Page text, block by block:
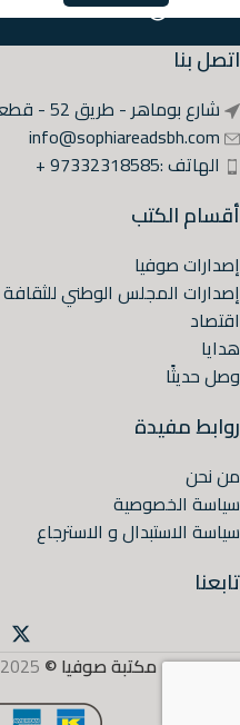
اتصل بنا
شارع بوماهر - طريق 52 - قطعة 215 - مكتب 44 المحرق
info@sophiareadsbh.com
الهاتف :97332318585 +
أقسام الكتب
إصدارات صوفيا
إصدارات المجلس الوطني للثقافة
اقتصاد
هدايا
وصل حديثًا
روابط مفيدة
من نحن
سياسة الخصوصية
سياسة الاستبدال و الاسترجاع
تابعنا
مكتبة صوفيا © 2025 | Design by